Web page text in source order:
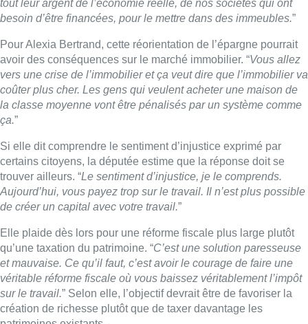
Aujourd’hui, vous payez trop sur le travail. Il n’est plus possible
de créer un capital avec votre travail.”
Elle plaide dès lors pour une réforme fiscale plus large plutôt
qu’une taxation du patrimoine. “C’est une solution paresseuse
et mauvaise. Ce qu’il faut, c’est avoir le courage de faire une
véritable réforme fiscale où vous baissez véritablement l’impôt
sur le travail.” Selon elle, l’objectif devrait être de favoriser la
création de richesse plutôt que de taxer davantage les
■Interview d’Alexia Bertrand au micro de Fabrice Grosfilley
dansBonjour Bruxelles
Lire aussi :
Éclipse solaire du 12 août :
comment reconnaître des vraies
lunettes de protection?